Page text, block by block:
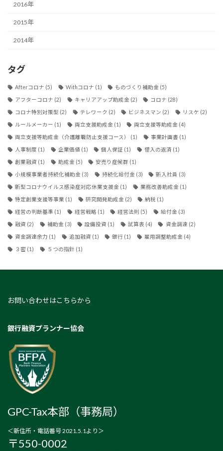
2016年
2015年
2014年
タグ
Afterコロナ (5) Withコロナ (1) ものづくり補助金 (5)
アフターコロナ (2) キャリアアップ助成金 (2) コロナ (28)
コロナ特別対策型 (2) テレワーク (2) ビジネスマン (2) リスケ (2)
ルールメーカー (1) 両立支援助成金 (1) 両立支援等助成金 (4)
両立支援等助成金（介護離職防止支援コース） (1) 事業計画書 (1)
人事制度 (1) 企業価値(1) 個人保証 (1) 借入の返済 (1)
創業融資 (1) 助成金 (5) 安売り症候群 (1)
小規模事業者持続化補助金 (3) 持続化給付金 (3) 新入社員 (3)
新型コロナウイルス感染症対応休業支援金 (1) 業務改善助成金 (1)
特定創業支援等事業 (1) 研究開発助成金 (2) 納税 (1)
経営の判断基準 (1) 経営戦略 (1) 経営法則 (5) 給付金 (3)
融資 (2) 補助金 (3) 設備投資 (1) 試算表 (4) 資金調達 (2)
資金調達余力 (1) 追加融資 (1) 銀行 (1) 雇用調整助成金 (4)
３密 (1) ５つの指針 (1)
お問い合わせはこちらから
銀行融資プランナー協会
GPC-Tax本部（事務局）
＜新住所・電話番号 2021.5.1より＞
〒550-0002